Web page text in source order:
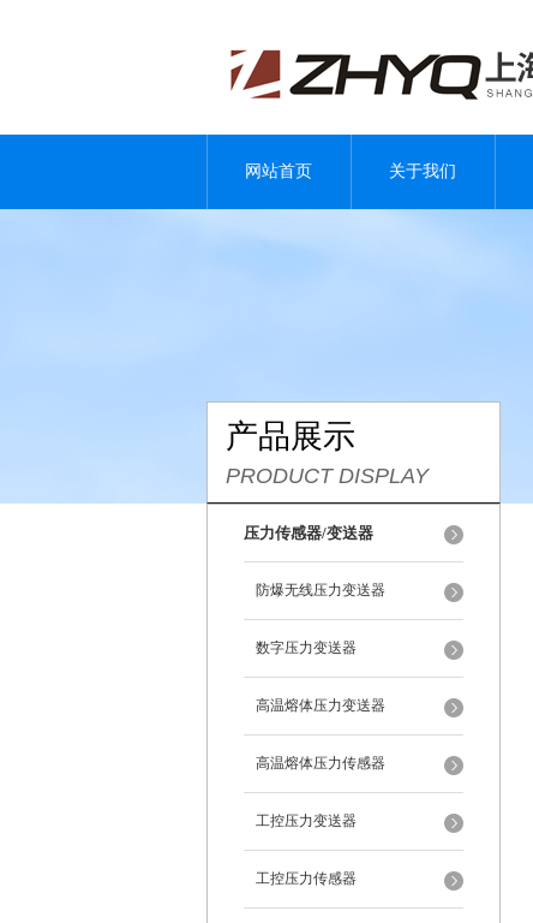
网站首页 关于我们
产品展示
PRODUCT DISPLAY
压力传感器/变送器
防爆无线压力变送器
数字压力变送器
高温熔体压力变送器
高温熔体压力传感器
工控压力变送器
工控压力传感器